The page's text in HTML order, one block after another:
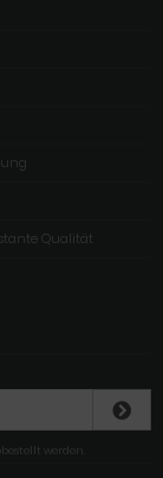
Qualität
werden.